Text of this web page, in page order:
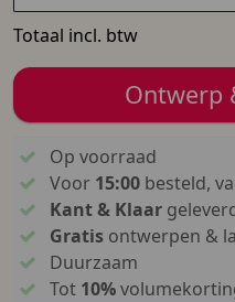
Totaal incl. btw
Ontwerp
Op voorraad
Voor 15:00besteld,
Kant & Klaar
Gratisontwerpen &
Duurzaam
Tot 10%